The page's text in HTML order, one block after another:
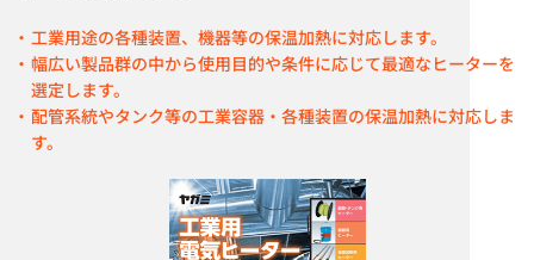
ソフトジャケット一斗缶・ペー
ル缶ヒーター YPS-JH型
プレートコイル シングル型 ダブ
工業用途の各種装置、機器等の保温加熱に対応します。
幅広い製品群の中から使用目的や条件に応じて最適なヒーターを
選定します。
配管系統やタンク等の工業容器・各種装置の保温加熱に対応しま
す。